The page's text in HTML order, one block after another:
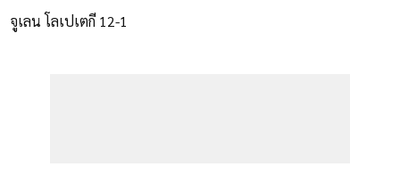
จูเลน โลเปเตกี 12-1